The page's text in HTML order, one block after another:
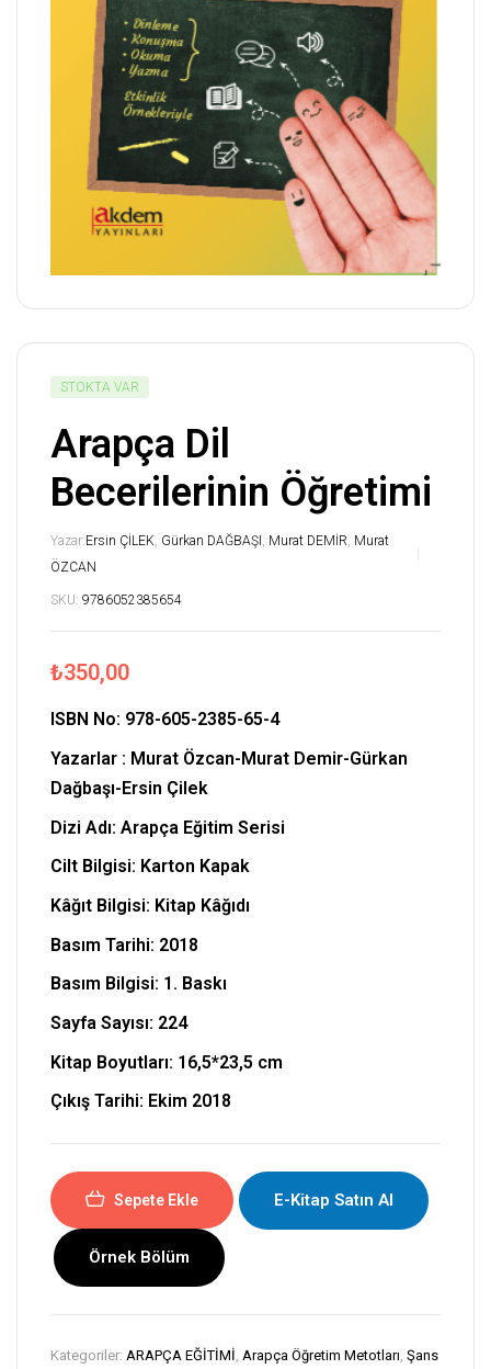
STOKTA VAR
Arapça Dil
Becerilerinin Öğretimi
Yazar:Ersin ÇİLEK, Gürkan DAĞBAŞI , Murat DEMİR, Murat
ÖZCAN
SKU: 9786052385654
₺350,00
ISBN No: 978-605-2385-65-4
Yazarlar : Murat Özcan-Murat Demir-Gürkan
Dağbaşı-Ersin Çilek
Dizi Adı: Arapça Eğitim Serisi
Cilt Bilgisi: Karton Kapak
Kâğıt Bilgisi: Kitap Kâğıdı
Basım Tarihi: 2018
Basım Bilgisi: 1. Baskı
Sayfa Sayısı: 224
Kitap Boyutları: 16,5*23,5 cm
Çıkış Tarihi: Ekim 2018
Sepete Ekle E-Kitap Satın Al
Örnek Bölüm
Kategoriler: ARAPÇA EĞİTİMİ, Arapça Öğretim Metotları, Şans